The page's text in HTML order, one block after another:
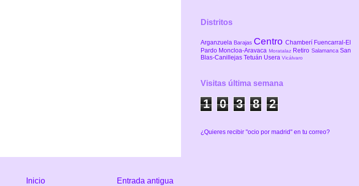
Entrada antigua
Inicio
Distritos
Arganzuela Barajas Centro Chamberí Fuencarral-El
Pardo Moncloa-Aravaca Moratalaz Retiro SalamancaSan
Blas-Canillejas Tetuán Usera Vicálvaro
Visitas última semana
1 0 3 8 2
¿Quieres recibir "ocio por madrid" en tu correo?